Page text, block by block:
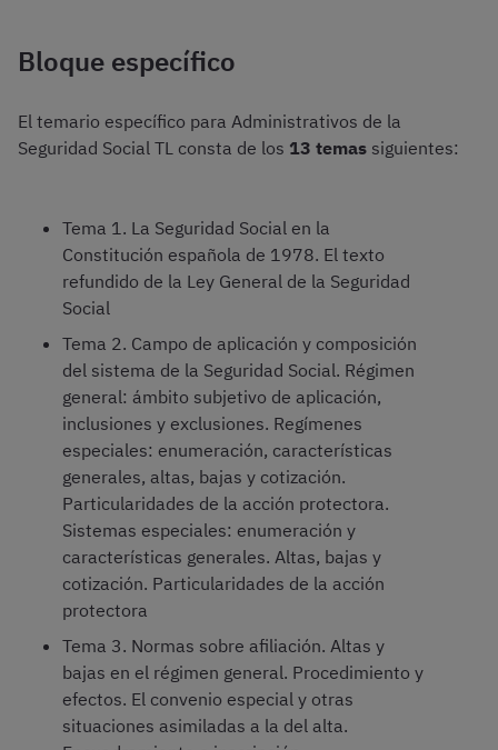
Bloque específico
El temario específico para Administrativos de la
Seguridad Social TL consta de los 13 temas siguientes:
Tema 1. La Seguridad Social en la
Constitución española de 1978. El texto
refundido de la Ley General de la Seguridad
Social
Tema 2. Campo de aplicación y composición
del sistema de la Seguridad Social. Régimen
general: ámbito subjetivo de aplicación,
inclusiones y exclusiones. Regímenes
especiales: enumeración, características
generales, altas, bajas y cotización.
Particularidades de la acción protectora.
Sistemas especiales: enumeración y
características generales. Altas, bajas y
cotización. Particularidades de la acción
protectora
Tema 3. Normas sobre afiliación. Altas y
bajas en el régimen general. Procedimiento y
efectos. El convenio especial y otras
situaciones asimiladas a la del alta.